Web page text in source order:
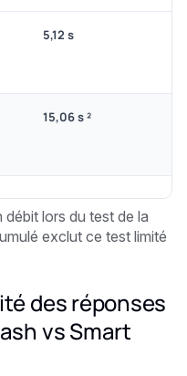
5,12 s
15,06 s ²
débit lors du test de la
exclut ce test limité
des réponses
vs Smart